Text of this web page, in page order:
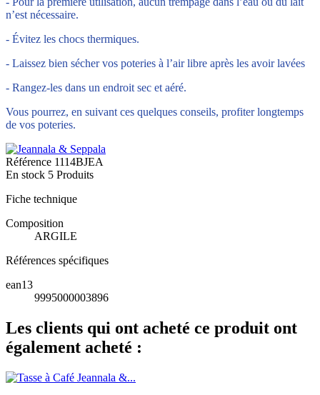
n’est nécessaire.
- Évitez les chocs thermiques.
- Laissez bien sécher vos poteries à l’air libre après les avoir lavées
- Rangez-les dans un endroit sec et aéré.
Vous pourrez, en suivant ces quelques conseils, profiter longtemps
de vos poteries.
Référence 1114BJEA
En stock 5 Produits
Fiche technique
Composition
ARGILE
Références spécifiques
ean13
9995000003896
Les clients qui ont acheté ce produit ont
également acheté :